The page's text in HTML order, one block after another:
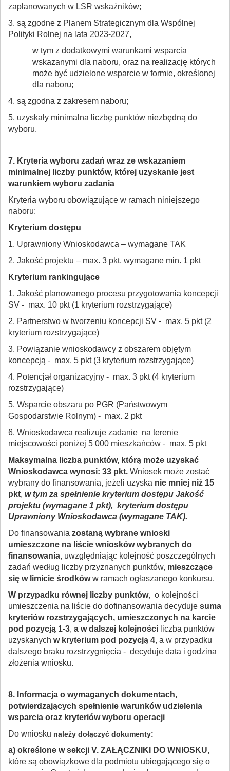
zaplanowanych w LSR wskaźników;
3. są zgodne z Planem Strategicznym dla Wspólnej
Polityki Rolnej na lata 2023-2027,
w tym z dodatkowymi warunkami wsparcia
wskazanymi dla naboru, oraz na realizację których
może być udzielone wsparcie w formie, określonej
dla naboru;
4. są zgodna z zakresem naboru;
5. uzyskały minimalna liczbę punktów niezbędną do
wyboru.
7. Kryteria wyboru zadań wraz ze wskazaniem
minimalnej liczby punktów, której uzyskanie jest
warunkiem wyboru zadania
Kryteria wyboru obowiązujące w ramach niniejszego
naboru:
Kryterium dostępu
1. Uprawniony Wnioskodawca – wymagane TAK
2. Jakość projektu – max. 3 pkt, wymagane min. 1 pkt
Kryterium rankingujące
1. Jakość planowanego procesu przygotowania koncepcji
SV - max. 10 pkt (1 kryterium rozstrzygające)
2. Partnerstwo w tworzeniu koncepcji SV - max. 5 pkt (2
kryterium rozstrzygające)
3. Powiązanie wnioskodawcy z obszarem objętym
koncepcją - max. 5 pkt (3 kryterium rozstrzygające)
4. Potencjał organizacyjny - max. 3 pkt (4 kryterium
rozstrzygające)
5. Wsparcie obszaru po PGR (Państwowym
Gospodarstwie Rolnym) - max. 2 pkt
6. Wnioskodawca realizuje zadanie na terenie
miejscowości poniżej 5 000 mieszkańców - max. 5 pkt
Maksymalna liczba punktów, którą może uzyskać
Wnioskodawca wynosi: 33 pkt. Wniosek może zostać
wybrany do finansowania, jeżeli uzyska nie mniej niż 15
pkt, w tym za spełnienie kryterium dostępu Jakość
projektu (wymagane 1 pkt), kryterium dostępu
Uprawniony Wnioskodawca (wymagane TAK).
Do finansowania zostaną wybrane wnioski
umieszczone na liście wniosków wybranych do
finansowania, uwzględniając kolejność poszczególnych
zadań według liczby przyznanych punktów, mieszczące
się w limicie środkóww ramach ogłaszanego konkursu.
W przypadku równej liczby punktów, o kolejności
umieszczenia na liście do dofinansowania decyduje suma
kryteriów rozstrzygających, umieszczonych na karcie
pod pozycją 1-3, a w dalszej kolejności liczba punktów
uzyskanych w kryterium pod pozycją 4, a w przypadku
dalszego braku rozstrzygnięcia - decyduje data i godzina
złożenia wniosku.
8. Informacja o wymaganych dokumentach,
potwierdzających spełnienie warunków udzielenia
wsparcia oraz kryteriów wyboru operacji
Do wniosku należy dołączyć dokumenty:
a) określone w sekcji V. ZAŁĄCZNIKI DO WNIOSKU,
które są obowiązkowe dla podmiotu ubiegającego się o